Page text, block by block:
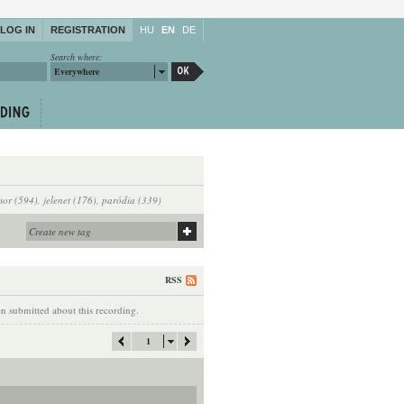
LOG IN REGISTRATION HU EN DE
Search where:
Everywhere
(594), jelenet (176), paródia (339)
RSS
submitted about this recording.
1